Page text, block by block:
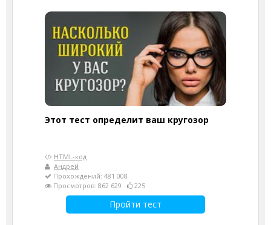
Этот тест определит ваш кругозор
HTML-код
Андрей
Прохождений: 481 008
Просмотров: 862 629
225
Пройти тест